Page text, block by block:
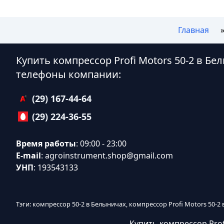
Главная
Купить компрессор Profi Motors 50-2 в
телефоны компании:
(29) 167-44-64
(29) 224-36-55
Время работы: 09:00 - 23:00
E-mail: agroinstrument.shop@gmail.com
УНП: 193543133
Тэги: компрессор 50-2 в Белыничах, компрессор Profi Motors 50-